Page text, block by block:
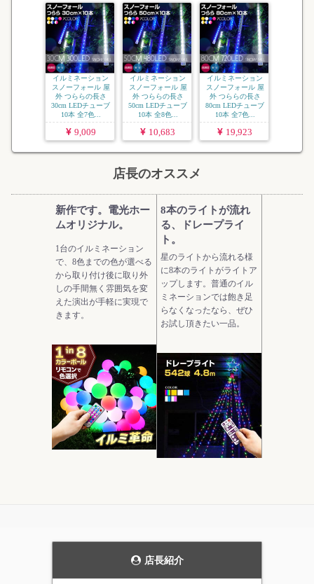
イルミネーション
スノーフォール 屋
外 つららの長さ
30cm LEDチューブ
10本 全7色...
9,009
イルミネーション
スノーフォール 屋
外 つららの長さ
50cm LEDチューブ
10本 全8色...
10,683
イルミネーション
スノーフォール 屋
外 つららの長さ
80cm LEDチューブ
10本 全7色...
19,923
店長のオススメ
新作です。電光ホー
ムオリジナル。
1台のイルミネーション
で、8色までの色が選べる
から取り付け後に取り外
しの手間無く雰囲気を変
えた演出が手軽に実現で
きます。
8本のライトが流れ
る、ドレープライ
ト。
星のライトから流れる様
に8本のライトがライトア
ップします。普通のイル
ミネーションでは飽き足
らなくなったなら、ぜひ
お試し頂きたい一品。
張しすぎない雰囲気を持
った上品なガーデンライ
わらず屋外で利用可能な
実用性の高いイルミネー
店長紹介